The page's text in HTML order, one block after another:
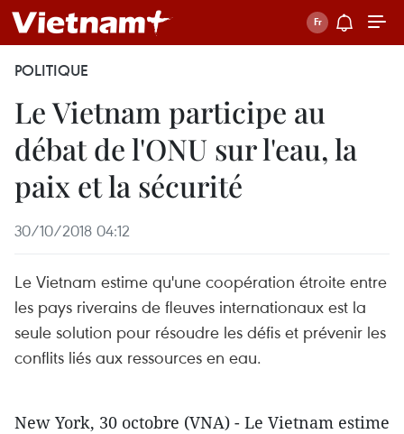
POLITIQUE
Le Vietnam participe au
débat de l'ONU sur l'eau, la
paix et la sécurité
30/10/2018 04:12
Le Vietnam estime qu'une coopération étroite entre
les pays riverains de fleuves internationaux est la
seule solution pour résoudre les défis et prévenir les
conflits liés aux ressources en eau.
New York, 30 octobre (VNA) - Le Vietnam estime